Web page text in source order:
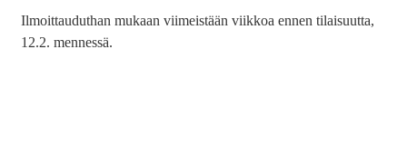
Ilmoittauduthan mukaan viimeistään viikkoa ennen tilaisuutta,
12.2. mennessä.